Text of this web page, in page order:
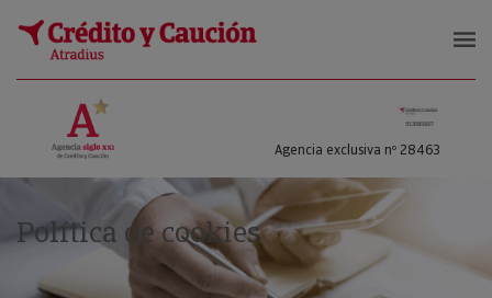
Crédito y Riesgos
Agencia exclusiva nº 28463
Política de cookies